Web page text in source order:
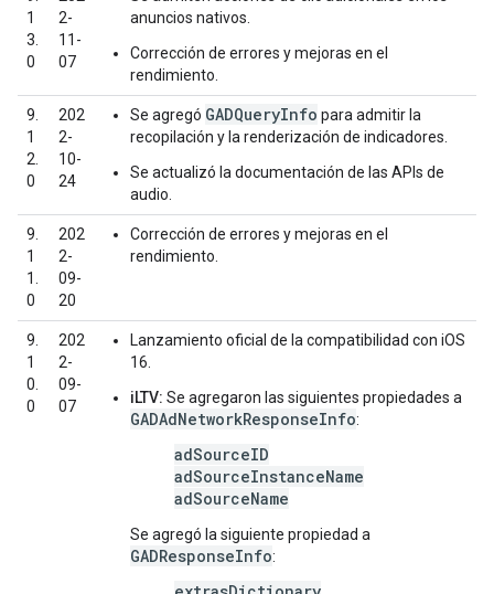
1
3.
0
2-
11-
07
anuncios nativos.
Corrección de errores y mejoras en el
rendimiento.
9.
1
2.
0
202
2-
10-
24
Se agregó GADQueryInfo para admitir la
recopilación y la renderización de indicadores.
Se actualizó la documentación de las APIs de
audio.
9.
1
1.
0
202
2-
09-
20
Corrección de errores y mejoras en el
rendimiento.
9.
1
0.
0
202
2-
09-
07
Lanzamiento oficial de la compatibilidad con iOS
16.
iLTV: Se agregaron las siguientes propiedades a
GADAdNetworkResponseInfo:
adSourceID
adSourceInstanceName
adSourceName
Se agregó la siguiente propiedad a
GADResponseInfo: